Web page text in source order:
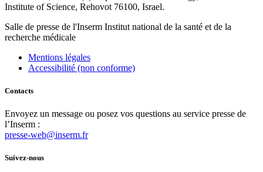
Institute of Science, Rehovot 76100, Israel.
Salle de presse de l'Inserm Institut national de la santé et de la
recherche médicale
Mentions légales
Accessibilité (non conforme)
Contacts
Envoyez un message ou posez vos questions au service presse de
l’Inserm :
presse-web@inserm.fr
Suivez-nous